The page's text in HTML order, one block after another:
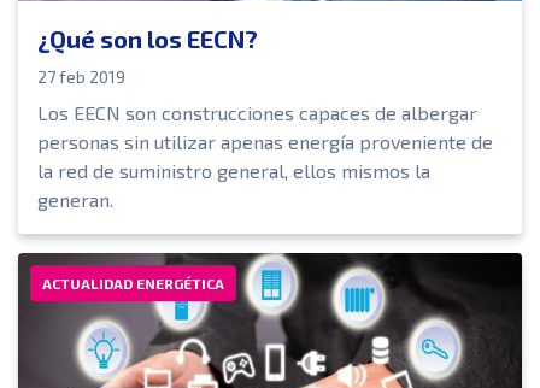
¿Qué son los EECN?
27 feb 2019
Los EECN son construcciones capaces de albergar
personas sin utilizar apenas energía proveniente de
la red de suministro general, ellos mismos la
generan.
ACTUALIDAD ENERGÉTICA